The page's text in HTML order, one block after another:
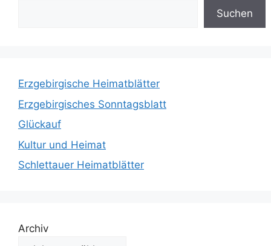
Suchen
Erzgebirgische Heimatblätter
Erzgebirgisches Sonntagsblatt
Glückauf
Kultur und Heimat
Schlettauer Heimatblätter
Archiv